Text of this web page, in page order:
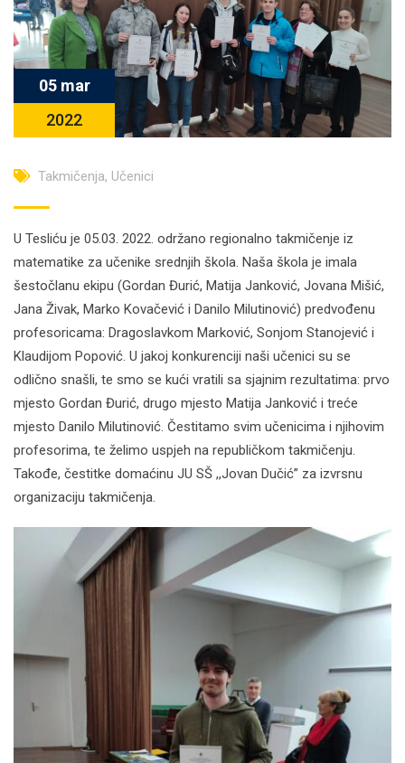
05 mar
2022
Takmičenja, Učenici
U Tesliću je 05.03. 2022. održano regionalno takmičenje iz
matematike za učenike srednjih škola. Naša škola je imala
šestočlanu ekipu (Gordan Đurić, Matija Janković, Jovana Mišić,
Jana Živak, Marko Kovačević i Danilo Milutinović) predvođenu
profesoricama: Dragoslavkom Marković, Sonjom Stanojević i
Klaudijom Popović. U jakoj konkurenciji naši učenici su se
odlično snašli, te smo se kući vratili sa sjajnim rezultatima: prvo
mjesto Gordan Đurić, drugo mjesto Matija Janković i treće
mjesto Danilo Milutinović. Čestitamo svim učenicima i njihovim
profesorima, te želimo uspjeh na republičkom takmičenju.
Takođe, čestitke domaćinu JU SŠ ,,Jovan Dučić” za izvrsnu
organizaciju takmičenja.